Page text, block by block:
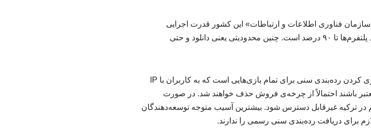
فناوری اطلاعات و ارتباطات» این کشور قدرت اجرایی
گسترده‌ای می‌دهد که شامل توانایی کاهش پهنای باند پلتفرم‌ها تا ۹۰ درصد است. چنین محدودیتی یعنی دانلود و حتی
یکی از مهم‌ترین بندهای پیش‌نویس قانون جدید، اجباری کردن رده‌بندی سنی برای تمام بازی‌هایی است که به کاربران با IP
باشند احتمالاً از چرخه‌ی فروش حذف خواهند شد. در صورت
درصد از کاتالوگ استیم در ترکیه غیرقابل دسترس شود. بیشترین آسیب متوجه توسعه‌دهندگان
برای دریافت رده‌بندی سنی رسمی را ندارند.